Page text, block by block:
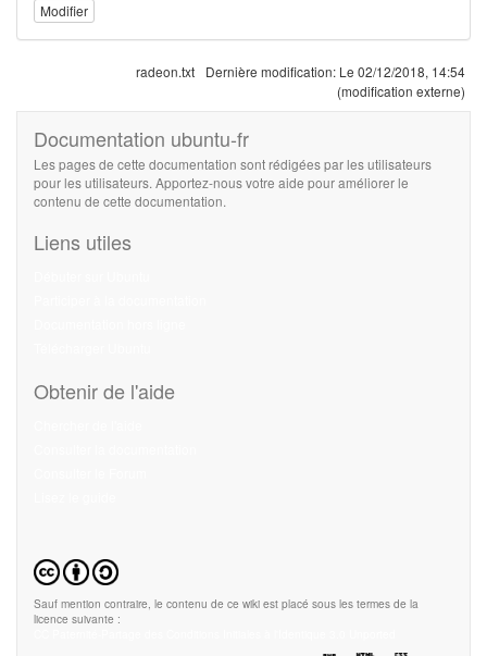
Modifier
radeon.txt Dernière modification: Le 02/12/2018, 14:54
(modification externe)
Documentation ubuntu-fr
Les pages de cette documentation sont rédigées par les utilisateurs
pour les utilisateurs. Apportez-nous votre aide pour améliorer le
contenu de cette documentation.
Liens utiles
Obtenir de l'aide
Sauf mention contraire, le contenu de ce wiki est placé sous les termes de la
licence suivante :